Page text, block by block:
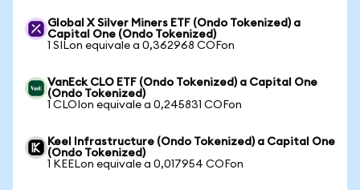
Global X Silver Miners ETF (Ondo Tokenized) a
Capital One (Ondo Tokenized)
1 SILon equivale a 0,362968 COFon
VanEck CLO ETF (Ondo Tokenized) a Capital One
(Ondo Tokenized)
1 CLOIon equivale a 0,245831 COFon
Keel Infrastructure (Ondo Tokenized) a Capital One
(Ondo Tokenized)
1 KEELon equivale a 0,017954 COFon